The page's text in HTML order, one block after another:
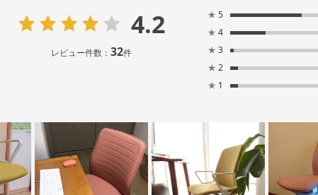
4.2
レビュー件数： 32件
★ 5
★ 4
★ 3
★ 2
★ 1